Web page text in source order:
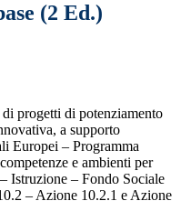
(2 Ed.)
progetti di potenziamento
a supporto
Europei – Programma
e ambienti per
Istruzione – Fondo Sociale
– Azione 10.2.1 e Azione